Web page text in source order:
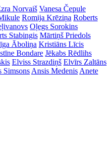
Norvaiš Vanesa Čepule
Romija Krēziņa Roberts
Oļegs Sorokins
Stabingis Mārtiņš Priedols
Āboliņa Kristiāns Līcis
Bondare Jēkabs Rēdlihs
Elviss Strazdiņš Elvīrs Zaltāns
Simsons Ansis Medenis Anete